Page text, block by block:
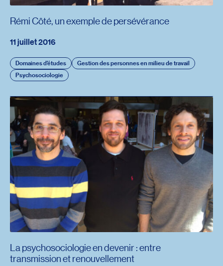
11 juillet 2016
Domaines d'études
Gestion des personnes en milieu de travail
Psychosociologie
Rémi Côté, un exemple de persévérance
La psychosociologie en devenir : entre
transmission et renouvellement